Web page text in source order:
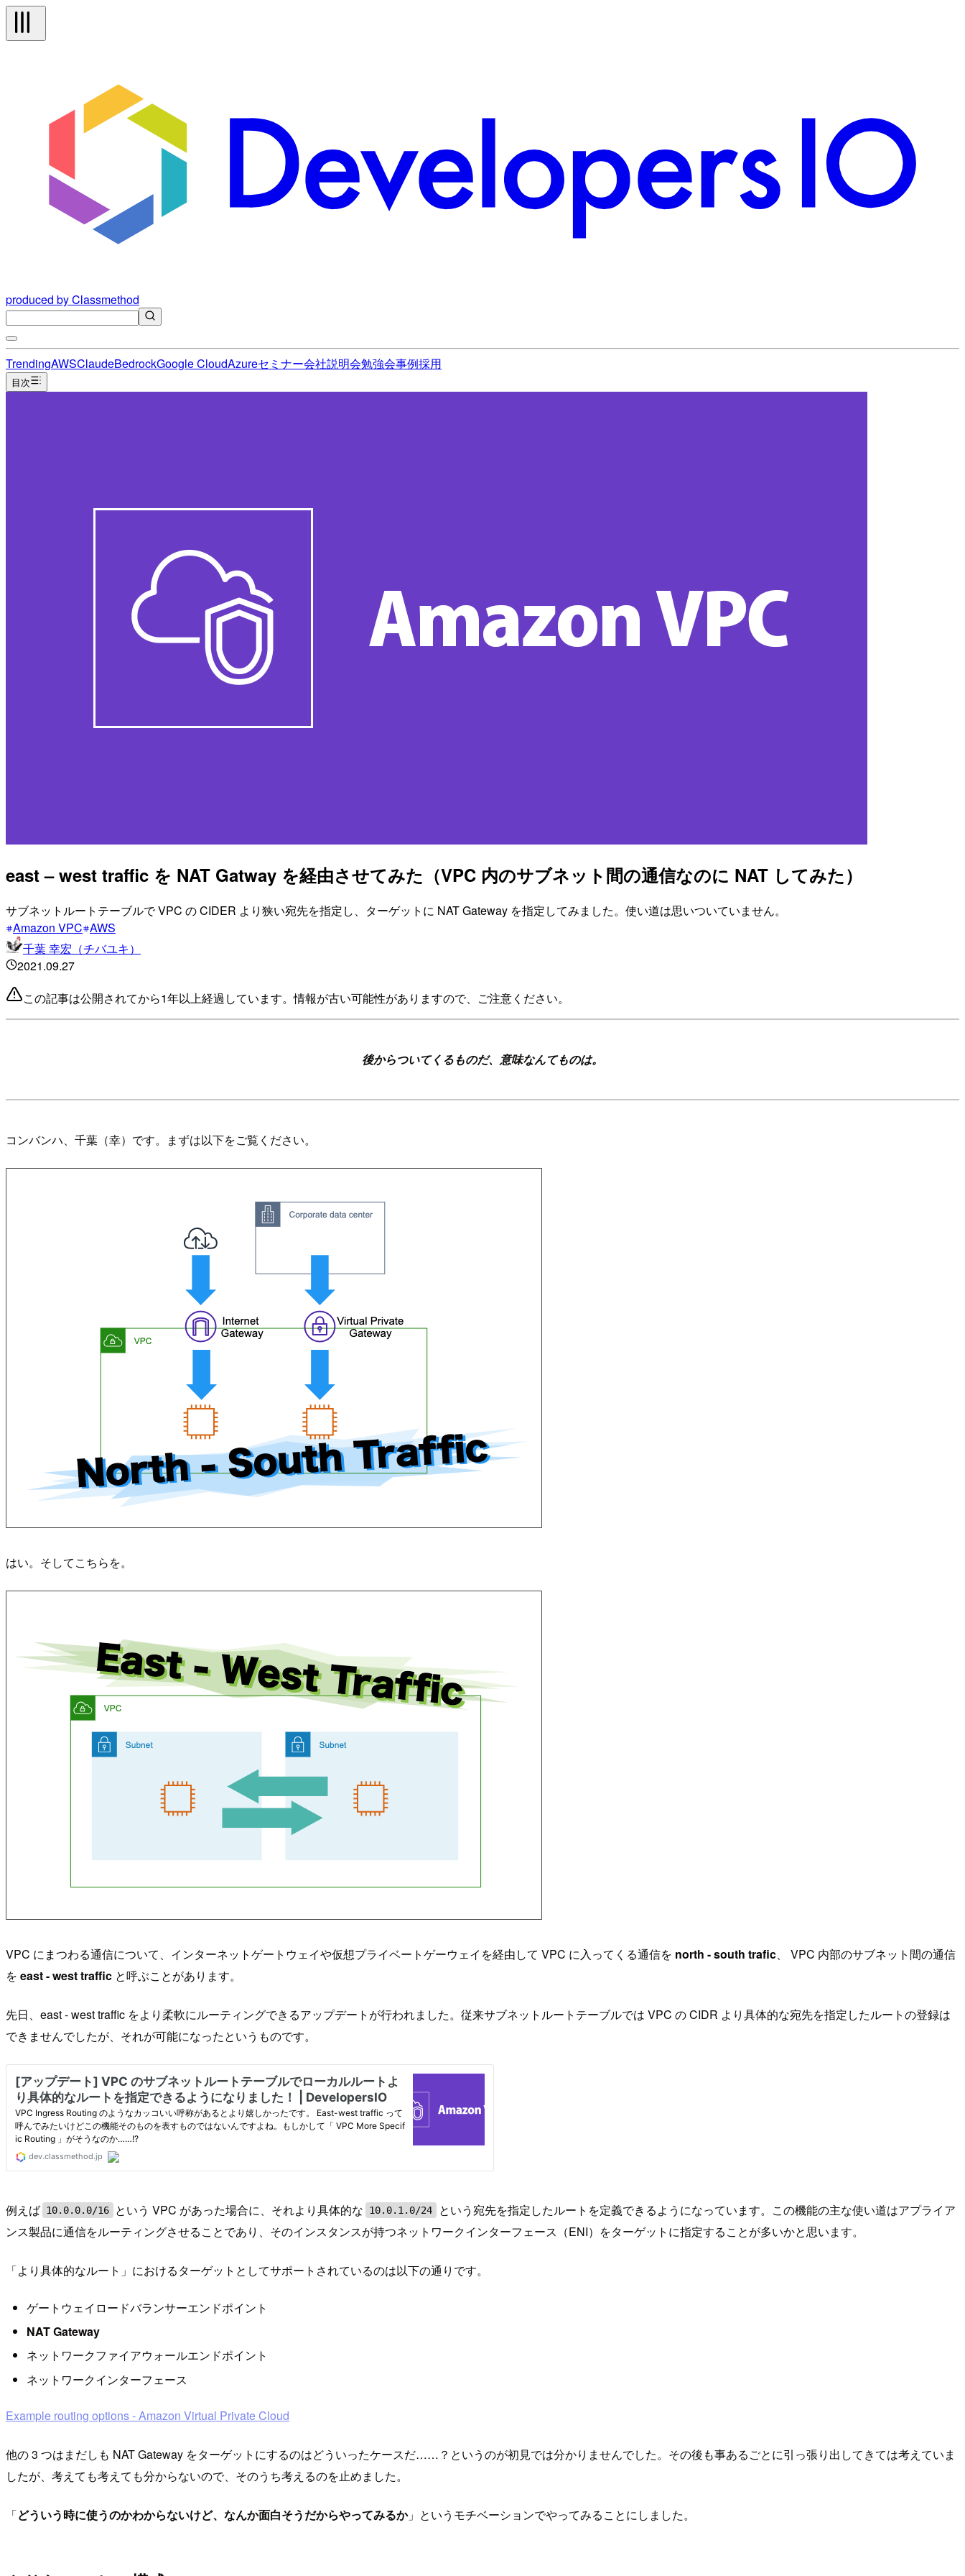
produced by Classmethod
TrendingAWSClaudeBedrockGoogle CloudAzureセミナー会社説明会勉強会事例採用
目次
east – west traffic を NAT Gatway を経由させてみた（VPC 内のサブネット間の通信なのに NAT してみた）
サブネットルートテーブルで VPC の CIDER より狭い宛先を指定し、ターゲットに NAT Gateway を指定してみました。使い道は思いついていません。
Amazon VPC AWS
千葉 幸宏（チバユキ）
2021.09.27
この記事は公開されてから1年以上経過しています。情報が古い可能性がありますので、ご注意ください。
後からついてくるものだ、意味なんてものは。
コンバンハ、千葉（幸）です。まずは以下をご覧ください。
はい。そしてこちらを。
VPC にまつわる通信について、インターネットゲートウェイや仮想プライベートゲーウェイを経由して VPC に入ってくる通信を north - south trafic、 VPC 内部のサブネット間の通信
を east - west traffic と呼ぶことがあります。
先日、east - west traffic をより柔軟にルーティングできるアップデートが行われました。従来サブネットルートテーブルでは VPC の CIDR より具体的な宛先を指定したルートの登録は
できませんでしたが、それが可能になったというものです。
例えば 10.0.0.0/16 という VPC があった場合に、それより具体的な 10.0.1.0/24
という宛先を指定したルートを定義できるようになっています。この機能の主な使い道はアプライア
ンス製品に通信をルーティングさせることであり、そのインスタンスが持つネットワークインターフェース（ENI）をターゲットに指定することが多いかと思います。
「より具体的なルート」におけるターゲットとしてサポートされているのは以下の通りです。
ゲートウェイロードバランサーエンドポイント
NAT Gateway
ネットワークファイアウォールエンドポイント
ネットワークインターフェース
Example routing options - Amazon Virtual Private Cloud
他の 3 つはまだしも NAT Gateway をターゲットにするのはどういったケースだ……？というのが初見では分かりませんでした。その後も事あるごとに引っ張り出してきては考えていま
したが、考えても考えても分からないので、そのうち考えるのを止めました。
「どういう時に使うのかわからないけど、なんか面白そうだからやってみるか」というモチベーションでやってみることにしました。